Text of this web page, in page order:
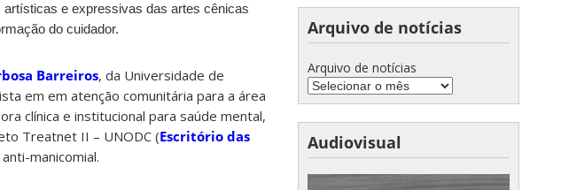
e expressivas das artes cênicas
do cuidador.
Barreiros, da Universidade de
em em atenção comunitária para a área
clínica e institucional para saúde mental,
Treatnet II – UNODC (Escritório das
manicomial.
Arquivo de notícias
Arquivo de notícias
Audiovisual